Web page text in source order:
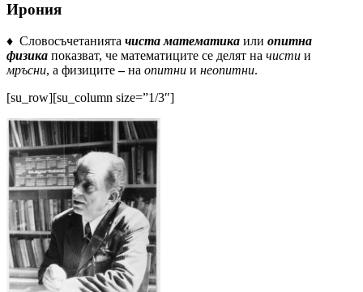
Ирония
♦ Словосъчетанията чиста математика или опитна
физика показват, че математиците се делят на чисти и
мръсни, а физиците–на опитни и неопитни.
[su_row][su_column size=”1/3″]